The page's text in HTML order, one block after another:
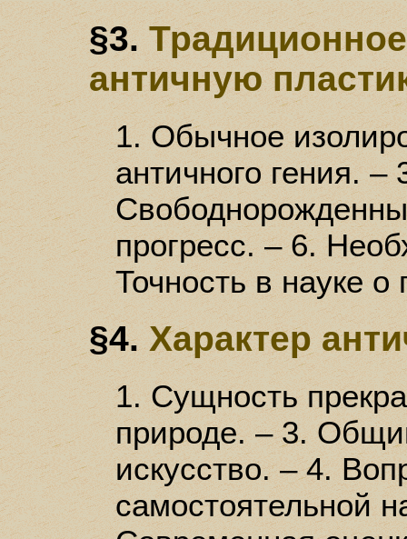
§3.
античную
1. Обычное
античного гения.
прогресс. – 6.
Точность в науке о
§4.Характер
1. Сущность
природе. – 3.
искусство. – 4.
самостоятельной